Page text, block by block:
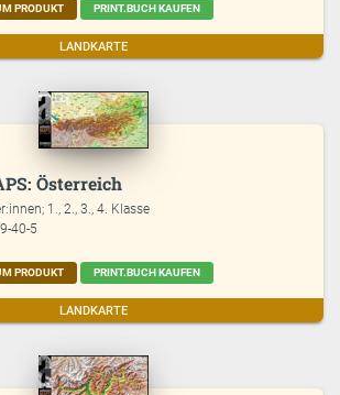
PRODUKT PRINT.BUCH KAUFEN
LANDKARTE
Österreich
1., 2., 3., 4. Klasse
40-5
PRODUKT PRINT.BUCH KAUFEN
LANDKARTE